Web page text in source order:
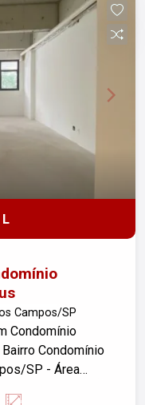
Campos/SP
Condomínio
SP - Área